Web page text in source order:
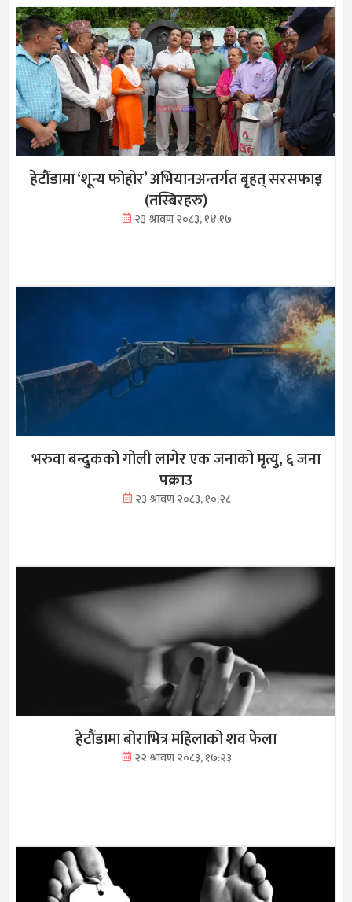
हेटौँडामा ‘शून्य फोहोर’ अभियानअन्तर्गत बृहत् सरसफाइ
(तस्बिरहरु)
२३ श्रावण २०८३, १४:१७
भरुवा बन्दुकको गोली लागेर एक जनाको मृत्यु, ६ जना
पक्राउ
२३ श्रावण २०८३, १०:२८
हेटौंडामा बोराभित्र महिलाको शव फेला
२२ श्रावण २०८३, १७:२३